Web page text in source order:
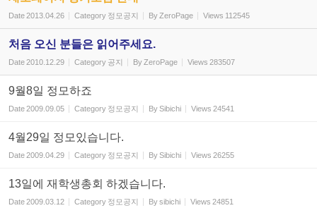
Date2013.04.26 Category 정모공지 By ZeroPage Views 112545
처음 오신 분들은 읽어주세요.
Date2010.12.29 Category 공지 By ZeroPage Views 283507
9월8일 정모하죠
Date2009.09.05 Category 정모공지 BySibichi Views 24541
4월29일 정모있습니다.
Date2009.04.29 Category 정모공지 BySibichi Views 26255
13일에 재학생총회 하겠습니다.
Date2009.03.12 Category 정모공지 Bysibichi Views 24851